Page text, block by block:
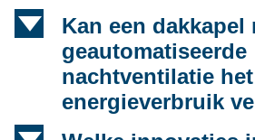
d
Kan een dakkapel
geautomatiseerde
nachtventilatie het
energieverbruik